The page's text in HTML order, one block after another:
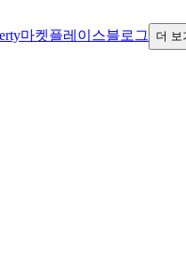
마켓플레이스블로그 더 보